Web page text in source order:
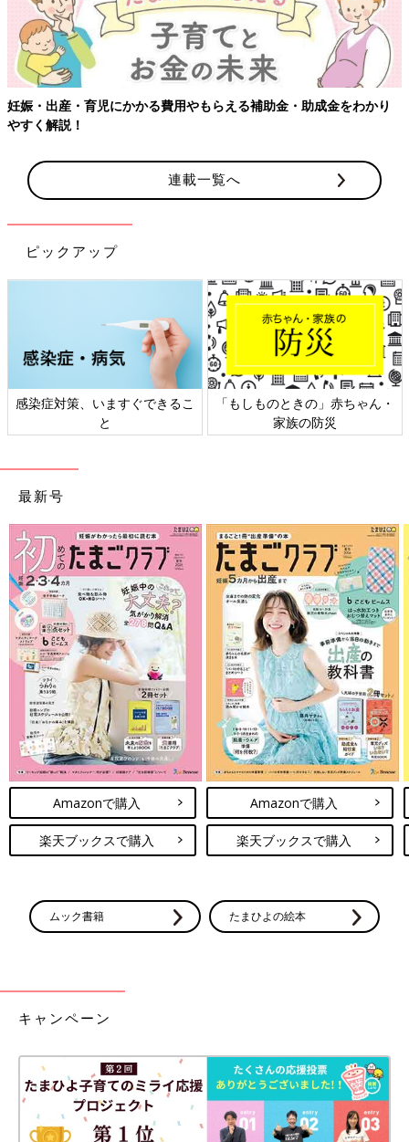
【ワクチン接種できるものも】妊婦の感染症対策、知っておいて！
連載一覧へ
ピックアップ
日本外来小児科学会リーフレッ
ト検討会
六星占術 細木かおりさんの人生
相談
最新号
Amazonで購入
楽天ブックスで購入
Amazonで購入
楽天ブックスで購入
ムック書籍 たまひよの絵本
キャンペーン